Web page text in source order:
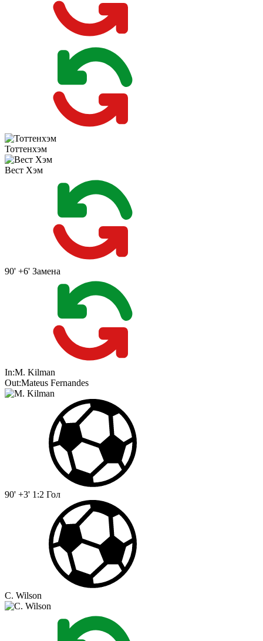
Тоттенхэм
Вест Хэм
90' +6' Замена
In:M. Kilman
Out:Mateus Fernandes
90' +3' 1:2 Гол
C. Wilson